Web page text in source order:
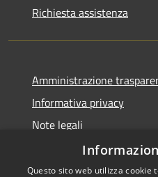
Richiesta assistenza
Amministrazione
Informativa privacy
Note legali
Dichiarazione di
Questo sito web utilizza